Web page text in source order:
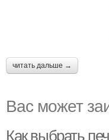
читать дальше →
Вас может
Как выбрать